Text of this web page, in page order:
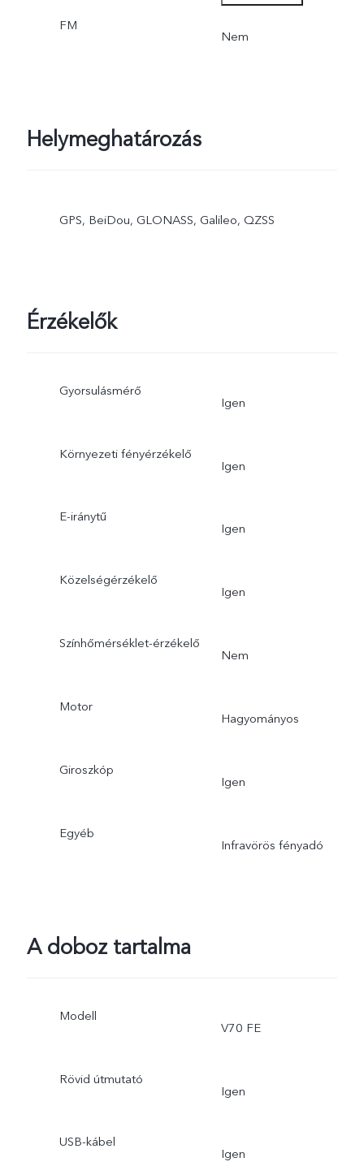
kártyahelyre kell
FM
Nem
Helymeghatározás
GPS, BeiDou, GLONASS, Galileo, QZSS
Érzékelők
Gyorsulásmérő
Igen
Környezeti fényérzékelő
Igen
E-iránytű
Igen
Közelségérzékelő
Igen
Színhőmérséklet-érzékelő
Nem
Motor
Hagyományos
Giroszkóp
Igen
Egyéb
Infravörös fényadó
A doboz tartalma
Modell
V70 FE
Rövid útmutató
Igen
USB-kábel
Igen